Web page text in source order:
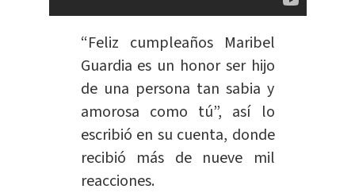
“Feliz cumpleaños Maribel
Guardia es un honor ser hijo
de una persona tan sabia y
amorosa como tú”, así lo
escribió en su cuenta, donde
recibió más de nueve mil
reacciones.